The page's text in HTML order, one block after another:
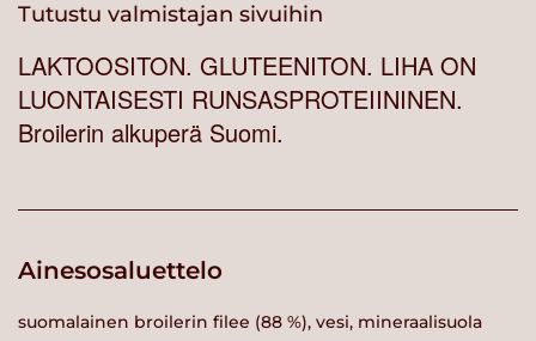
Tutustu valmistajan sivuihin
LAKTOOSITON. GLUTEENITON. LIHA ON
LUONTAISESTI RUNSASPROTEIININEN.
Broilerin alkuperä Suomi.
Ainesosaluettelo
suomalainen broilerin filee (88 %), vesi, mineraalisuola